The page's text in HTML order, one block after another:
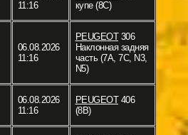
11:16
купе (8C)
06.08.2026
11:16
PEUGEOT306
Наклонная задняя
часть (7A, 7C, N3,
N5)
06.08.2026
11:16
PEUGEOT406
(8B)